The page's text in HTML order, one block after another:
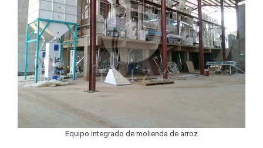
Equipo integrado de molienda de arroz